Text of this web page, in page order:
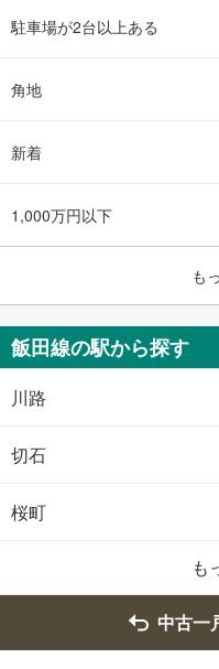
駐車場が2台以上ある
角地
新着
1,000万円以下
も
飯田線の駅から探す
川路
切石
桜町
も
中古一